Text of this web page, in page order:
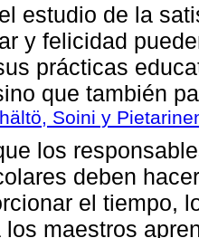
estudio de la
y felicidad
prácticas
que también
Soini y
los
deben
el tiempo,
los maestros